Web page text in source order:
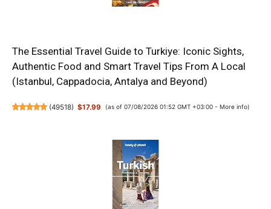
The Essential Travel Guide to Turkiye: Iconic Sights,
Authentic Food and Smart Travel Tips From A Local
(Istanbul, Cappadocia, Antalya and Beyond)
(49518) $17.99 (as of 07/08/2026 01:52 GMT +03:00 - More info)